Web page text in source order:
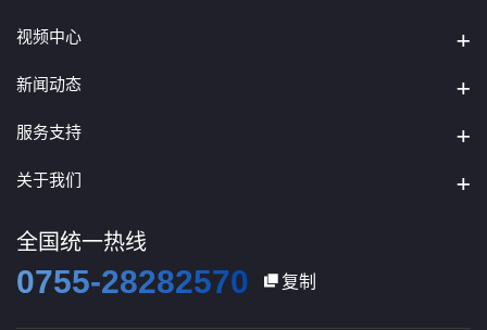
视频中心
新闻动态
服务支持
关于我们
全国统一热线
0755-28282570 复制